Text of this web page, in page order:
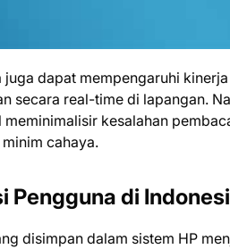
dapat mempengaruhi
secara real-time di lapangan.
kesalahan
cahaya.
Pengguna di
disimpan dalam sistem HP